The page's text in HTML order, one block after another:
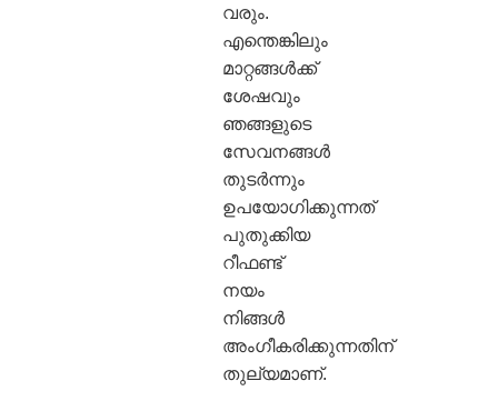
വരും.
എന്തെങ്കിലും
മാറ്റങ്ങൾക്ക്
ശേഷവും
ഞങ്ങളുടെ
സേവനങ്ങൾ
തുടർന്നും
ഉപയോഗിക്കുന്നത്
പുതുക്കിയ
റീഫണ്ട്
നയം
നിങ്ങൾ
അംഗീകരിക്കുന്നതിന്
തുല്യമാണ്.